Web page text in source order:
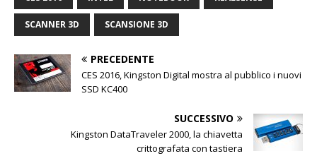
SCANNER 3D SCANSIONE 3D
PRECEDENTE
CES 2016, Kingston Digital mostra al pubblico i nuovi
SSD KC400
SUCCESSIVO
Kingston DataTraveler 2000, la chiavetta
crittografata con tastiera